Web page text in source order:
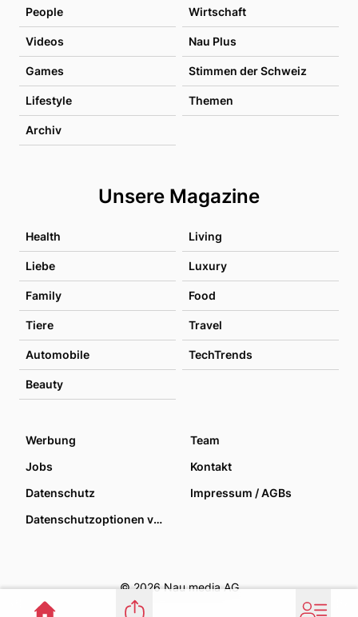
People Wirtschaft
Videos Nau Plus
Games Stimmen der Schweiz
Lifestyle Themen
Archiv
Unsere Magazine
Health Living
Liebe Luxury
Family Food
Tiere Travel
Automobile TechTrends
Beauty
Werbung
Team
Jobs
Kontakt
Datenschutz
Impressum / AGBs
Datenschutzoptionen verwalten
© 2026 Nau media AG